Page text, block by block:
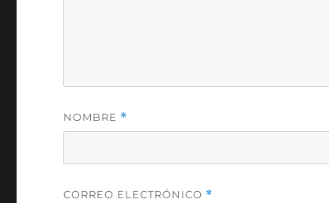
NOMBRE *
CORREO ELECTRÓNICO *